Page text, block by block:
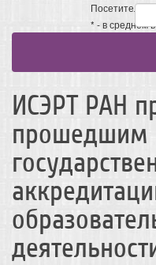
Посетители
* - в среднем
ИСЭРТ РАН
прошедшим